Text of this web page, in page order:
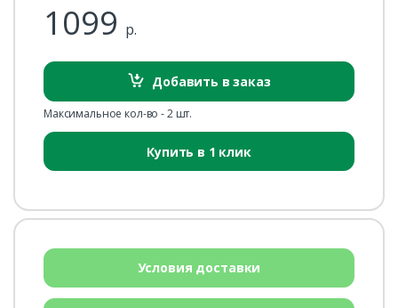
1099 р.
Добавить в заказ
Максимальное кол-во - 2 шт.
Купить в 1 клик
Условия доставки